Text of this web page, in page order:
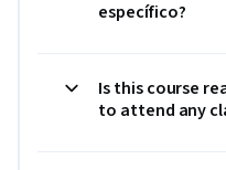
específico?
Is this course
to attend any